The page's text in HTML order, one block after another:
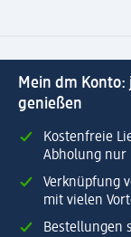
Mein dm
genießen
Kostenfreie
Abholung nur
Verknüpfung
mit vielen
Bestellungen